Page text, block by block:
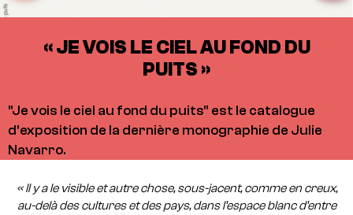
« JE VOIS LE CIEL AU FOND DU
PUITS »
"Je vois le ciel au fond du puits" est le catalogue
d'exposition de la dernière monographie de Julie
Navarro.
« Il y a le visible et autre chose, sous-jacent, comme en creux,
au-delà des cultures et des pays, dans l’espace blanc d’entre